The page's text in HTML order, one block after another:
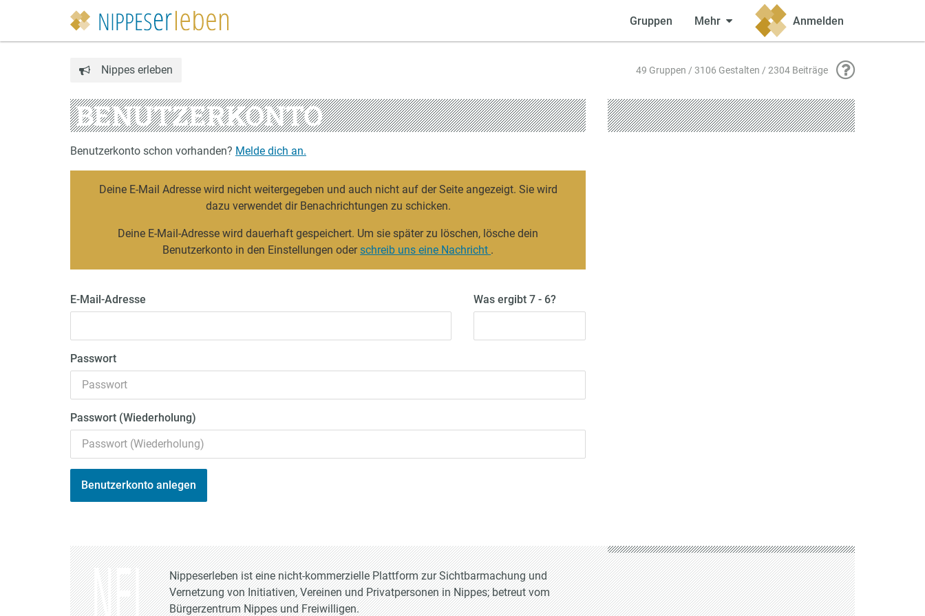
Gruppen Mehr Anmelden
Nippes erleben 49 Gruppen / 3106 Gestalten / 2304 Beiträge
BENUTZERKONTO
Benutzerkonto schon vorhanden? Melde dich an.
Deine E-Mail Adresse wird nicht weitergegeben und auch nicht auf der Seite angezeigt. Sie wird
dazu verwendet dir Benachrichtungen zu schicken.
Deine E-Mail-Adresse wird dauerhaft gespeichert. Um sie später zu löschen, lösche dein
Benutzerkonto in den Einstellungen oderschreib uns eine Nachricht .
E-Mail-Adresse Was ergibt 7 - 6?
Passwort
Passwort (Wiederholung)
Benutzerkonto anlegen
Nippeserleben ist eine nicht-kommerzielle Plattform zur Sichtbarmachung und
Vernetzung von Initiativen, Vereinen und Privatpersonen in Nippes; betreut vom
Bürgerzentrum Nippes und Freiwilligen.